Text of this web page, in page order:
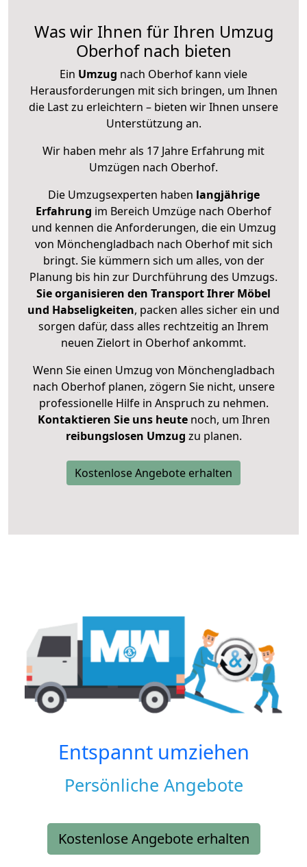
Was wir Ihnen für Ihren Umzug
Oberhof nach bieten
Ein Umzug nach Oberhof kann viele
Herausforderungen mit sich bringen, um Ihnen
die Last zu erleichtern – bieten wir Ihnen unsere
Unterstützung an.
Wir haben mehr als 17 Jahre Erfahrung mit
Umzügen nach Oberhof.
Die Umzugsexperten haben langjährige
Erfahrung im Bereich Umzüge nach Oberhof
und kennen die Anforderungen, die ein Umzug
von Mönchengladbach nach Oberhof mit sich
bringt. Sie kümmern sich um alles, von der
Planung bis hin zur Durchführung des Umzugs.
Sie organisieren den Transport Ihrer Möbel
und Habseligkeiten, packen alles sicher ein und
sorgen dafür, dass alles rechtzeitig an Ihrem
neuen Zielort in Oberhof ankommt.
Wenn Sie einen Umzug von Mönchengladbach
nach Oberhof planen, zögern Sie nicht, unsere
professionelle Hilfe in Anspruch zu nehmen.
Kontaktieren Sie uns heutenoch, um Ihren
reibungslosen Umzug zu planen.
Kostenlose Angebote erhalten
Entspannt umziehen
Persönliche Angebote
Kostenlose Angebote erhalten